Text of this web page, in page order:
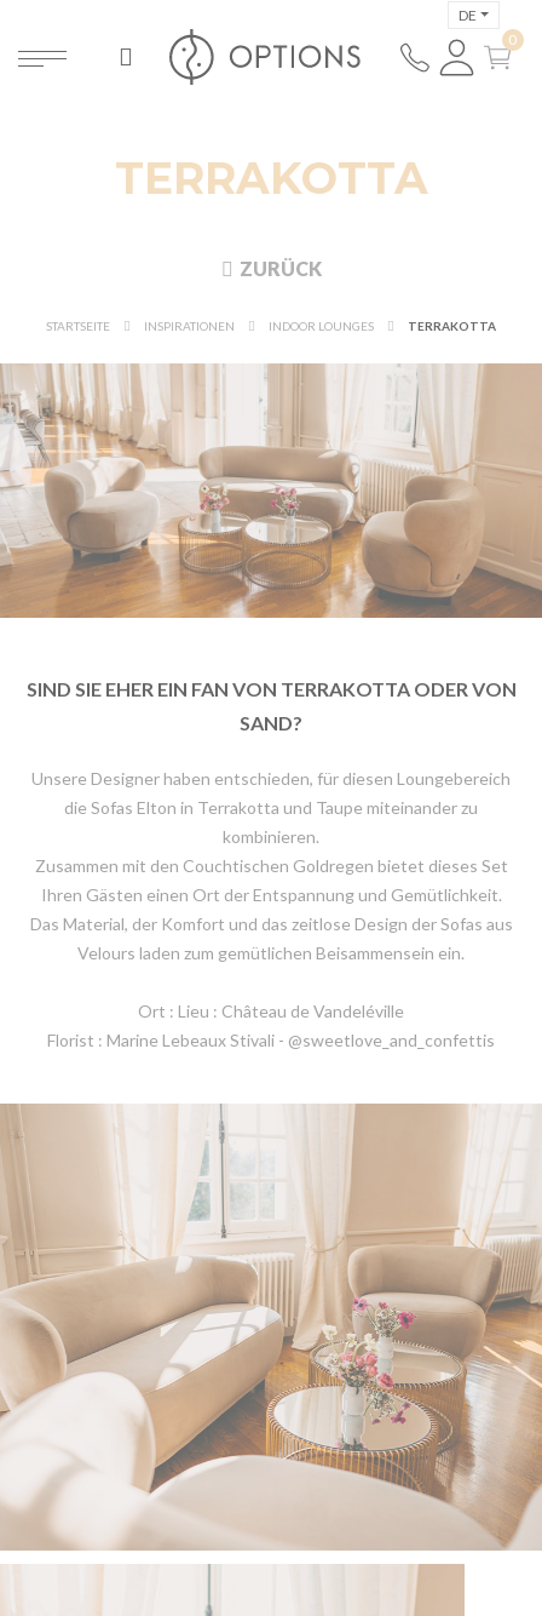
DE
TERRAKOTTA
ZURÜCK
STARTSEITE INSPIRATIONEN INDOOR LOUNGES TERRAKOTTA
SIND SIE EHER EIN FAN VON TERRAKOTTA ODER VON
SAND?
Unsere Designer haben entschieden, für diesen Loungebereich
die Sofas Elton in Terrakotta und Taupe miteinander zu
kombinieren.
Zusammen mit den Couchtischen Goldregen bietet dieses Set
Ihren Gästen einen Ort der Entspannung und Gemütlichkeit.
Das Material, der Komfort und das zeitlose Design der Sofas aus
Velours laden zum gemütlichen Beisammensein ein.
Ort : Lieu : Château de Vandeléville
Florist : Marine Lebeaux Stivali - @sweetlove_and_confettis